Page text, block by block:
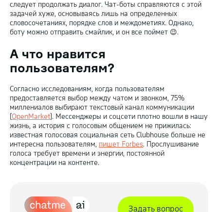
следует продолжать диалог. Чат-боты справляются с этой
задачей хуже, основываясь лишь на определенных
словосочетаниях, порядке слов и междометиях. Однако,
боту можно отправить смайлик, и он все поймет 😉.
А что нравится
пользователям?
Согласно исследованиям, когда пользователям
предоставляется выбор между чатом и звонком, 75%
миллениалов выбирают текстовый канал коммуникации
(OpenMarket). Мессенджеры и соцсети плотно вошли в нашу
жизнь, а история с голосовым общением не прижилась:
известная голосовая социальная сеть Clubhouse больше не
интересна пользователям, пишет Forbes. Прослушивание
голоса требует времени и энергии, постоянной
концентрации на контенте.
Задать вопрос